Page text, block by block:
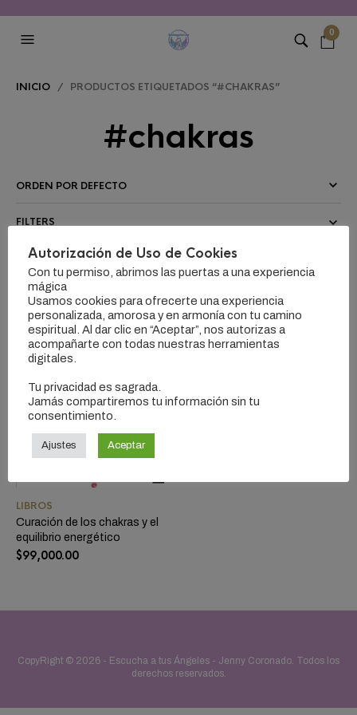
0
INICIO / PRODUCTOS ETIQUETADOS “#CHAKRAS”
#chakras
FILTERS
LIBROS
Curación de los chakras y el
equilibrio energético
$99,000.00
CopyRight © 2026 - Escucha a tus Ángeles - Jenny Coronado . Todos los
derechos reservados.
Autorización de Uso de Cookies
Con tu permiso, abrimos las puertas a una experiencia
mágica
Usamos cookies para ofrecerte una experiencia
personalizada, amorosa y en armonía con tu camino
espiritual. Al dar clic en “Aceptar”, nos autorizas a
acompañarte con todas nuestras herramientas
digitales.
Tu privacidad es sagrada.
Jamás compartiremos tu información sin tu
consentimiento.
Ajustes Aceptar